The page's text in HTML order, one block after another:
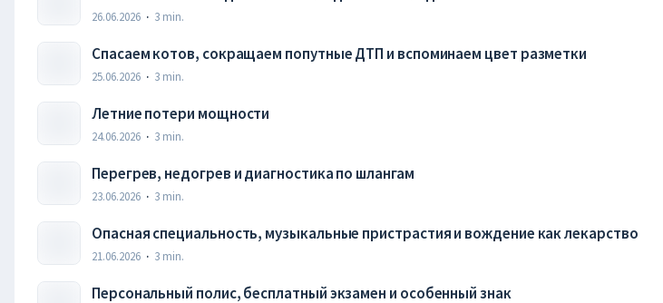
26.06.2026 · 3 min.
Спасаем котов, сокращаем попутные ДТП и вспоминаем цвет разметки
25.06.2026 · 3 min.
Летние потери мощности
24.06.2026 · 3 min.
Перегрев, недогрев и диагностика по шлангам
23.06.2026 · 3 min.
Опасная специальность, музыкальные пристрастия и вождение как лекарство
21.06.2026 · 3 min.
Персональный полис, бесплатный экзамен и особенный знак